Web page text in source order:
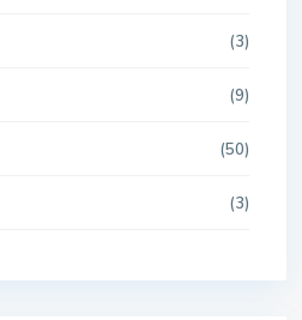
(3)
(9)
(50)
(3)